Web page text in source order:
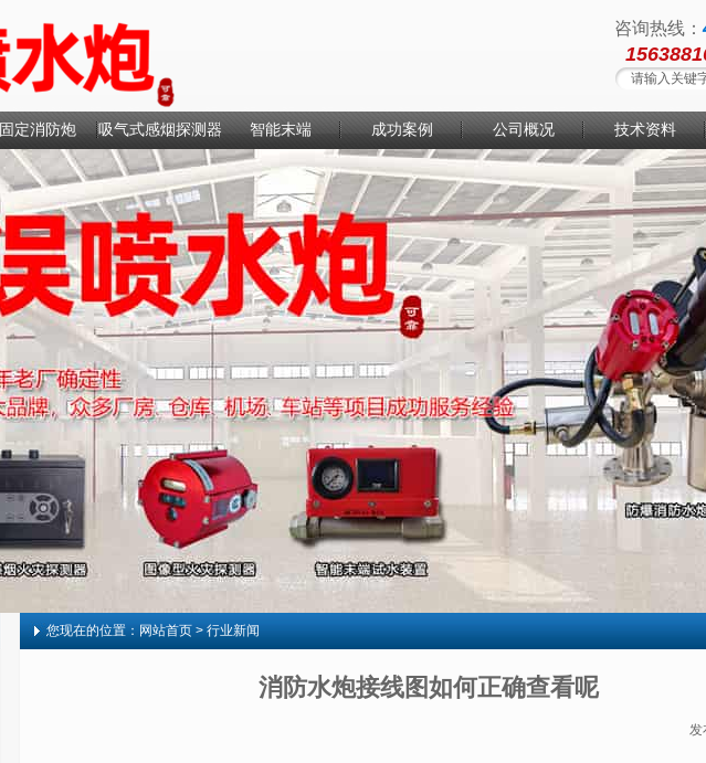
咨询热线：
固定消防炮 吸气式感烟探测器 智能末端 成功案例 公司概况 技术资料
您现在的位置： 网站首页> 行业新闻
消防水炮接线图如何正确查看呢
发